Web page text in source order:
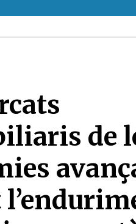
de